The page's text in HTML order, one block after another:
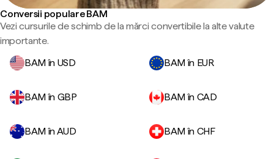
Conversii populare BAM
Vezi cursurile de schimb de la mărci convertibile la alte valute
importante.
BAM în USD
BAM în EUR
BAM în GBP BAM în CAD
BAM în AUD BAM în CHF